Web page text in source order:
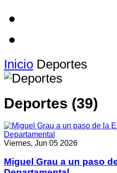
Inicio Deportes
Deportes (39)
Viernes, Jun 05 2026
Miguel Grau a un paso